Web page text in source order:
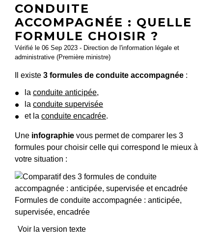
CONDUITE
ACCOMPAGNÉE : QUELLE
FORMULE CHOISIR ?
Vérifié le 06 Sep 2023 - Direction de l'information légale et
administrative (Première ministre)
Il existe 3 formules de conduite accompagnée :
la conduite anticipée,
la conduite supervisée
et la conduite encadrée.
Une infographie vous permet de comparer les 3
formules pour choisir celle qui correspond le mieux à
votre situation :
Formules de conduite accompagnée : anticipée,
supervisée, encadrée
Voir la version texte